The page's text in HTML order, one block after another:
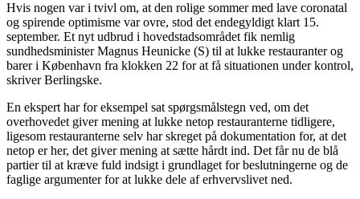
Hvis nogen var i tvivl om, at den rolige sommer med lave coronatal
og spirende optimisme var ovre, stod det endegyldigt klart 15.
september. Et nyt udbrud i hovedstadsområdet fik nemlig
sundhedsminister Magnus Heunicke (S) til at lukke restauranter og
barer i København fra klokken 22 for at få situationen under kontrol,
skriver Berlingske.
En ekspert har for eksempel sat spørgsmålstegn ved, om det
overhovedet giver mening at lukke netop restauranterne tidligere,
ligesom restauranterne selv har skreget på dokumentation for, at det
netop er her, det giver mening at sætte hårdt ind. Det får nu de blå
partier til at kræve fuld indsigt i grundlaget for beslutningerne og de
faglige argumenter for at lukke dele af erhvervslivet ned.